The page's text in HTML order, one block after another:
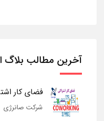
آخرین مطالب بلاگ
فضای کار
شرکت صانرژی